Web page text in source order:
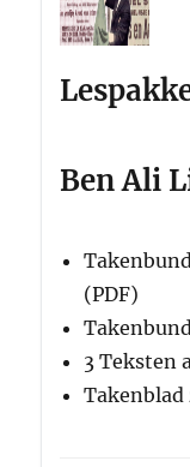
Ben Ali
(PDF)
3 Teksten
Takenblad